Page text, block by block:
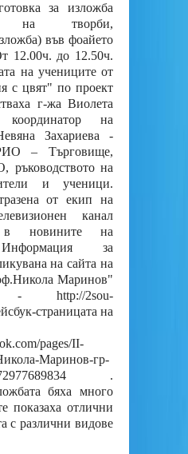
за изложба
на творби,
във фоайето
12.00ч. до 12.50ч.
на учениците от
с цвят" по проект
г-жа Виолета
на
Захариева -
– Търговище,
ръководството на
и ученици.
от екип на
канал
новините на
за
на сайта на
Маринов"
- http://2sou-
страницата на
pages/II-
Маринов-гр-
.
бяха много
показаха отлични
с различни видове